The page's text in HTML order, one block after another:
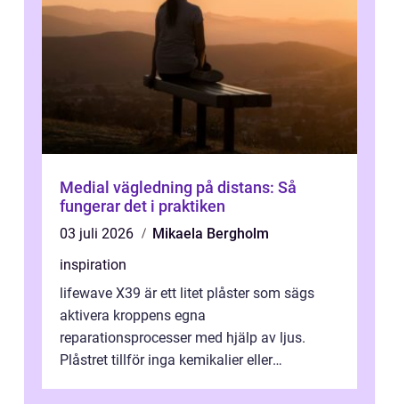
Medial vägledning på distans: Så
fungerar det i praktiken
03 juli 2026
Mikaela Bergholm
inspiration
lifewave X39 är ett litet plåster som sägs
aktivera kroppens egna
reparationsprocesser med hjälp av ljus.
Plåstret tillför inga kemikalier eller